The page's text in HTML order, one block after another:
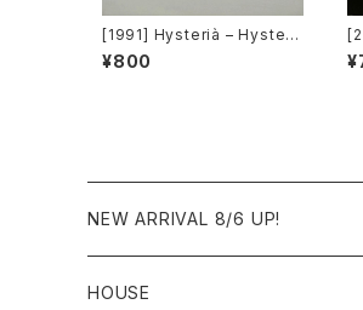
[1991] Hysterià – Hysteri
a (There's No Reason To
Be Disturbed) [T.A.O.B. D
¥800
NEW ARRIVAL 8/6 UP!
HOUSE